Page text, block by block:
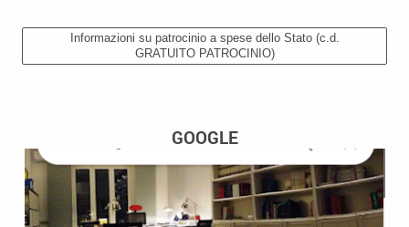
Informazioni su patrocinio a spese dello Stato (c.d.
GRATUITO PATROCINIO)
GOOGLE